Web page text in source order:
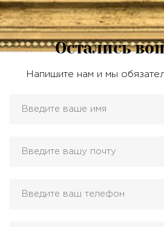
Остались
Напишите нам и мы